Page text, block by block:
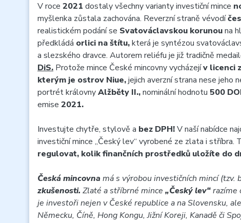
V roce 2021 dostaly všechny varianty investiční mince
myšlenka zůstala zachována. Reverzní straně vévodí
realistickém podání se Svatováclavskou korunouna
předkládá orlici na štítu,která je syntézou
a slezského dravce. Autorem reliéfu je již tradičně
DiS. Protože mince České mincovny vycházejív licenci
kterým je ostrov Niue,jejich averzní strana nese jeho
portrét královnyAlžběty II.,nominální hodnotu 500
emise 2021.
Investujte chytře, stylově a bez DPH!V naší nabídce
investiční mince „Český lev“ vyrobené ze zlata i stříbra.
regulovat, kolik finančních prostředků uložíte do
Česká mincovna má s výrobou investičních mincí (tzv.
zkušenosti. Zlaté a stříbrné mince „Český lev“razíme
je investoři nejen v České republice a na Slovensku,
Německu, Číně, Hong Kongu, Jižní Koreji, Kanadě či